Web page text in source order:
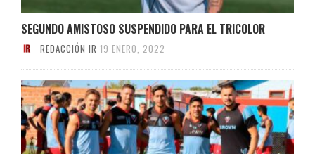
SEGUNDO AMISTOSO SUSPENDIDO PARA EL TRICOLOR
REDACCIÓN IR 19 ENERO, 2022